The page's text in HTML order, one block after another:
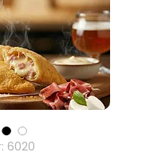
6020